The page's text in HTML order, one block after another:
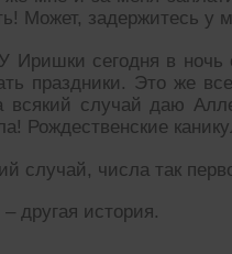
Может, задержитесь у
сегодня в ночь
праздники. Это же
всякий случай даю
Рождественские
случай, числа так
другая история.